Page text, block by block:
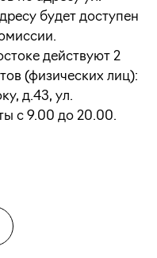
будет доступен
действуют 2
(физических лиц):
д.43, ул.
с 9.00 до 20.00.